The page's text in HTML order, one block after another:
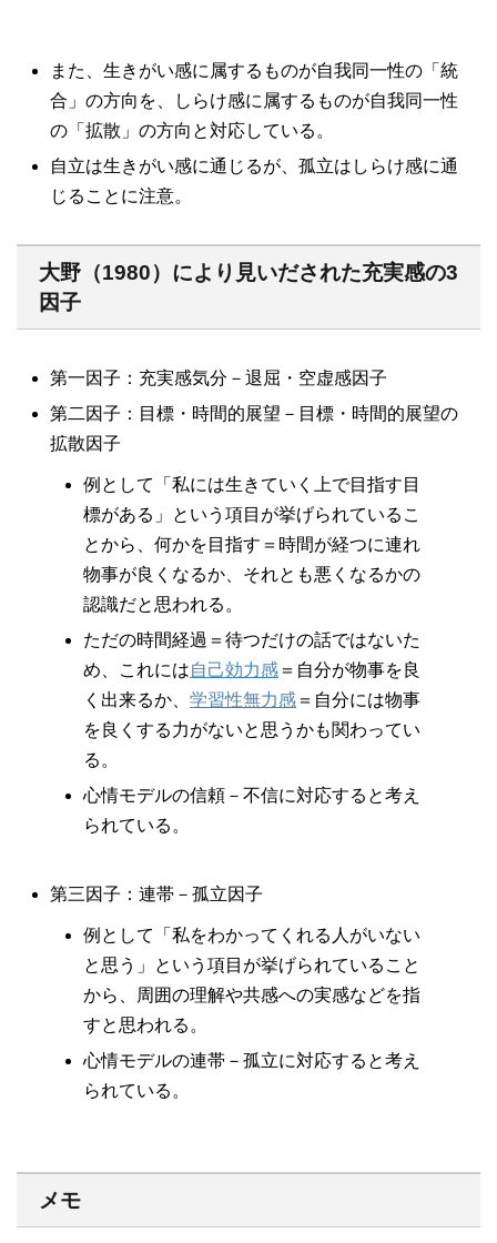
また、生きがい感に属するものが自我同一性の「統
合」の方向を、しらけ感に属するものが自我同一性
の「拡散」の方向と対応している。
自立は生きがい感に通じるが、孤立はしらけ感に通
じることに注意。
大野（1980）により見いだされた充実感の3
因子
第一因子：充実感気分－退屈・空虚感因子
第二因子：目標・時間的展望－目標・時間的展望の
拡散因子
例として「私には生きていく上で目指す目
標がある」という項目が挙げられているこ
とから、何かを目指す＝時間が経つに連れ
物事が良くなるか、それとも悪くなるかの
認識だと思われる。
ただの時間経過＝待つだけの話ではないた
め、これには自己効力感 ＝自分が物事を良
く出来るか、 学習性無力感 ＝自分には物事
を良くする力がないと思うかも関わってい
る。
心情モデルの信頼－不信に対応すると考え
られている。
第三因子：連帯－孤立因子
例として「私をわかってくれる人がいない
と思う」という項目が挙げられていること
から、周囲の理解や共感への実感などを指
すと思われる。
心情モデルの連帯－孤立に対応すると考え
られている。
メモ